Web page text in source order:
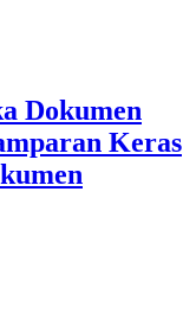
Dokumen
Keras